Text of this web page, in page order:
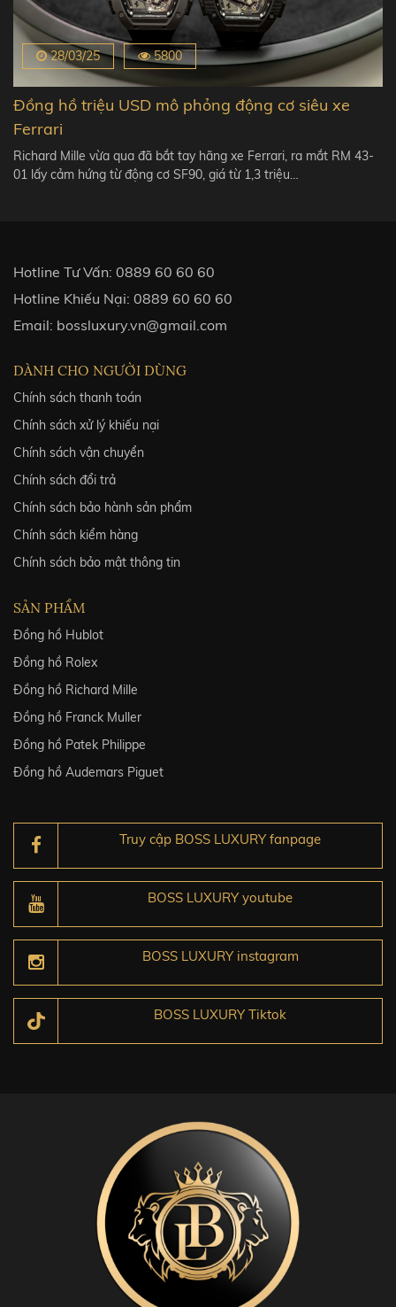
28/03/25 5800
Đồng hồ triệu USD mô phỏng động cơ siêu xe
Ferrari
Richard Mille vừa qua đã bắt tay hãng xe Ferrari, ra mắt RM 43-
01 lấy cảm hứng từ động cơ SF90, giá từ 1,3 triệu…
Hotline Tư Vấn: 0889 60 60 60
Hotline Khiếu Nại: 0889 60 60 60
Email: bossluxury.vn@gmail.com
DÀNH CHO NGƯỜI DÙNG
Chính sách thanh toán
Chính sách xử lý khiếu nại
Chính sách vận chuyển
Chính sách đổi trả
Chính sách bảo hành sản phẩm
Chính sách kiểm hàng
Chính sách bảo mật thông tin
SẢN PHẨM
Đồng hồ Hublot
Đồng hồ Rolex
Đồng hồ Richard Mille
Đồng hồ Franck Muller
Đồng hồ Patek Philippe
Đồng hồ Audemars Piguet
Truy cập BOSS LUXURY fanpage
BOSS LUXURY youtube
BOSS LUXURY instagram
BOSS LUXURY Tiktok